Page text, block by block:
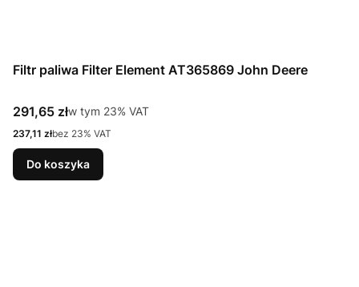
Filtr paliwa Filter Element AT365869 John Deere
Cena brutto
291,65 złw tym %s VAT
w tym 23% VAT
Cena netto
237,11 złbez 23% VAT
Do koszyka